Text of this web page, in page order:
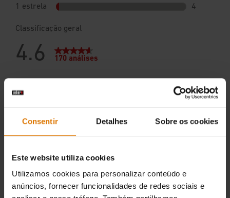
Consentir Detalhes Sobre os cookies
Este website utiliza cookies
Utilizamos cookies para personalizar conteúdo e
anúncios, fornecer funcionalidades de redes sociais e